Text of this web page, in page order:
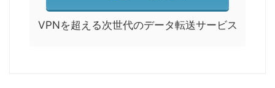
VPNを超える次世代のデータ転送サービス